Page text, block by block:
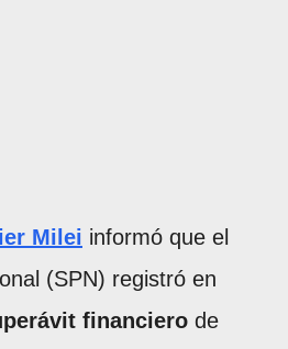
Milei informó que el
(SPN) registró en
financiero de